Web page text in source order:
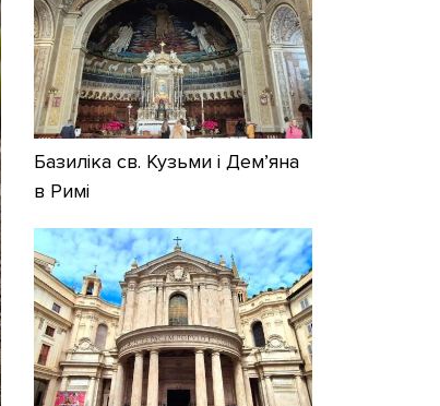
Базиліка св. Кузьми і Дем’яна
в Римі